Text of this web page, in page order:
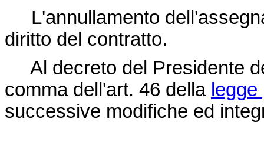
L'annullamento
diritto del contratto.
Al decreto del Presidente
comma dell'art. 46 della
successive modifiche ed